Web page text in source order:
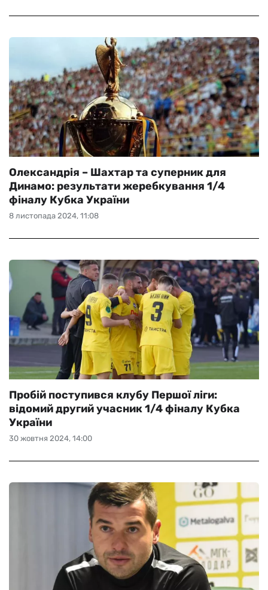
8 листопада 2024, 11:08
Олександрія – Шахтар та суперник для
Динамо: результати жеребкування 1/4
фіналу Кубка України
30 жовтня 2024, 14:00
Пробій поступився клубу Першої ліги:
відомий другий учасник 1/4 фіналу Кубка
України